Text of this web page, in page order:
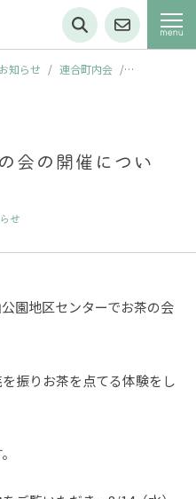
知らせ / 連合町内会 /
会の開催につい
せ
園地区センターでお茶の会
振りお茶を点てる体験をし